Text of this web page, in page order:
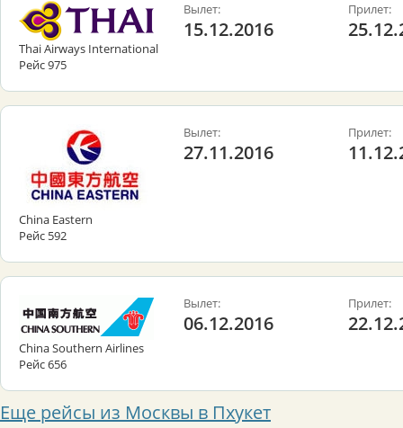
Thai Airways International
Рейс 975
Вылет:
15.12.2016
Прилет:
China Eastern
Рейс 592
Вылет:
27.11.2016
Прилет:
China Southern Airlines
Рейс 656
Вылет:
06.12.2016
Прилет:
Еще рейсы из Москвы в Пхукет